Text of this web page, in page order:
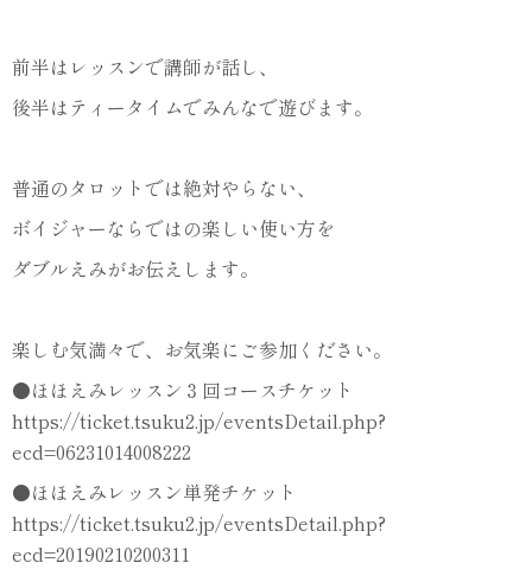
前半はレッスンで講師が話し、
後半はティータイムでみんなで遊びます。
普通のタロットでは絶対やらない、
ボイジャーならではの楽しい使い方を
ダブルえみがお伝えします。
楽しむ気満々で、お気楽にご参加ください。
●ほほえみレッスン３回コースチケット
https://ticket.tsuku2.jp/eventsDetail.php?
ecd=06231014008222
●ほほえみレッスン単発チケット
https://ticket.tsuku2.jp/eventsDetail.php?
ecd=20190210200311